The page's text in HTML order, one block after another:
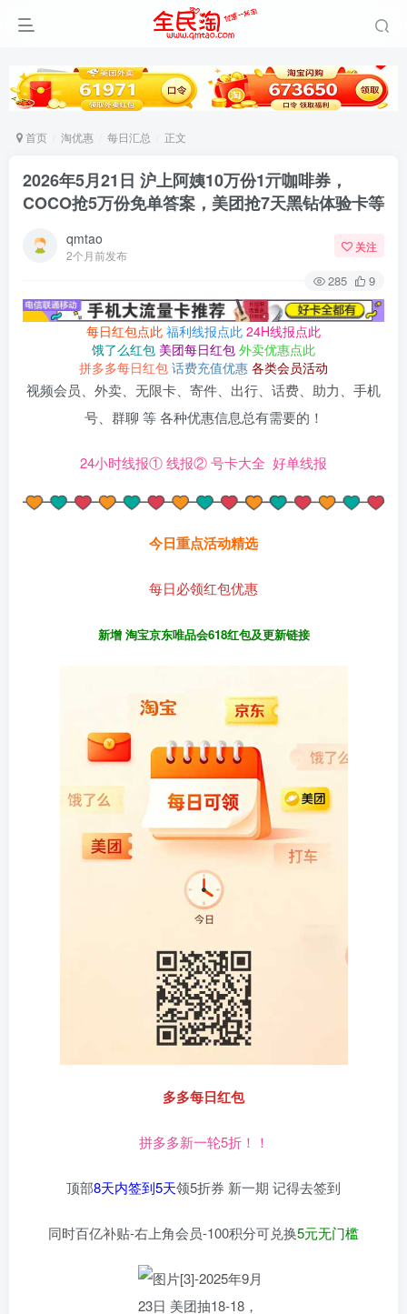
首页 淘优惠 每日汇总 正文
2026年5月21日 沪上阿姨10万份1亓咖啡券，
COCO抢5万份免单答案，美团抢7天黑钻体验卡等
qmtao
2个月前发布
关注
285 9
每日红包点此 福利线报点此 24H线报点此
饿了么红包 美团每日红包 外卖优惠点此
拼多多每日红包 话费充值优惠 各类会员活动
视频会员、外卖、无限卡、寄件、出行、话费、助力、手机
号、群聊 等 各种优惠信息总有需要的！
24小时线报①线报②号卡大全 好单线报
今日重点活动精选
每日必领红包优惠
新增 淘宝京东唯品会618红包及更新链接
多多每日红包
拼多多新一轮5折！！
顶部8天内签到5天领5折券 新一期 记得去签到
同时百亿补贴-右上角会员-100积分可兑换5元无门槛